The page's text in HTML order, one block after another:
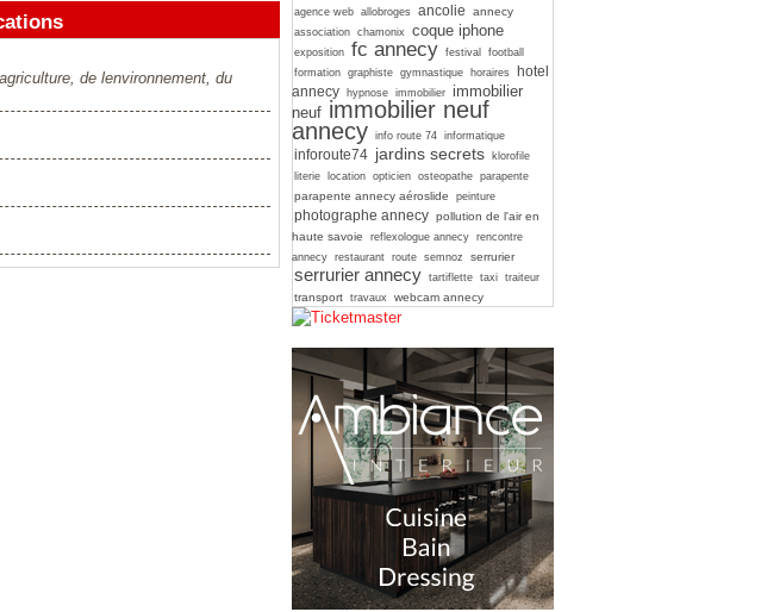
agence web allobroges ancolie annecy
association chamonix coque iphone
exposition fc annecy festival
football
formation graphiste gymnastique horaires
hotel
annecy
hypnose immobilier immobilier
neuf immobilier neuf
annecy info route 74 informatique
inforoute74 jardins secrets
klorofile
literie
location opticien osteopathe parapente
parapente annecy aéroslide peinture
photographe annecy pollution de l'air en
haute savoie
reflexologue annecy rencontre
annecy restaurant route semnoz serrurier
serrurier annecy tartiflette taxi traiteur
transport travaux webcam annecy
de lenvironnement, du